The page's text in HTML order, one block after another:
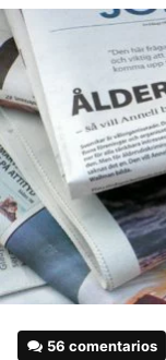
56 comentarios